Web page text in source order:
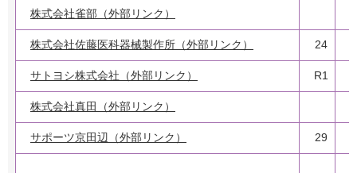
株式会社雀部（外部リンク）
株式会社佐藤医科器械製作所（外部リンク） 24
サトヨシ株式会社（外部リンク） R1
株式会社真田（外部リンク）
サポーツ京田辺（外部リンク） 29